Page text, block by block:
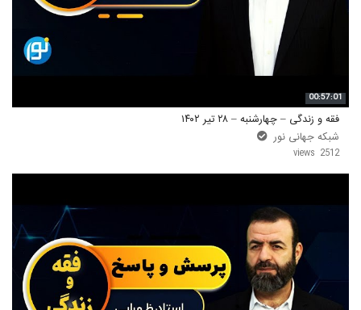
00:57:01
فقه و زندگی – چهارشنبه – ۲۸ تیر ۱۴۰۲
شبکه جهانی نور
2512 views